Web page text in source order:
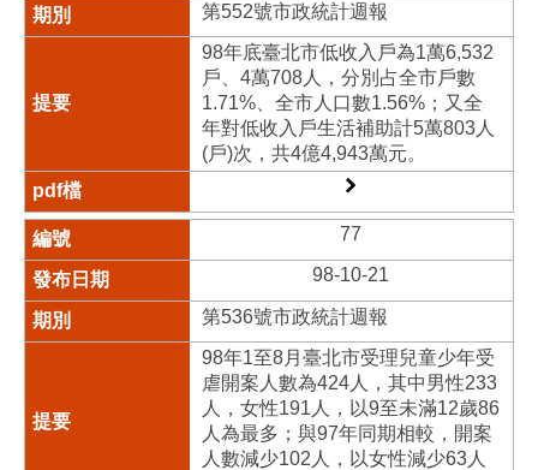
第552號市政統計週報
98年底臺北市低收入戶為1萬6,532
戶、4萬708人，分別占全市戶數
1.71%、全市人口數1.56%；又全
年對低收入戶生活補助計5萬803人
(戶)次，共4億4,943萬元。
77
98-10-21
第536號市政統計週報
98年1至8月臺北市受理兒童少年受
虐開案人數為424人，其中男性233
人，女性191人，以9至未滿12歲86
人為最多；與97年同期相較，開案
人數減少102人，以女性減少63人